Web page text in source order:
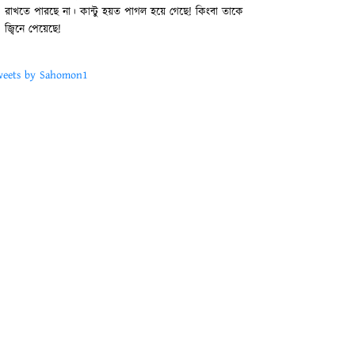
অন্যদিকে অন্যায় এবং অধর্মকে প্রয়োজনীয় অনুশীলন হিসেবে
কার্যকরী করা একসঙ্গে কী করে চলতে পারে?
by Sahomon1